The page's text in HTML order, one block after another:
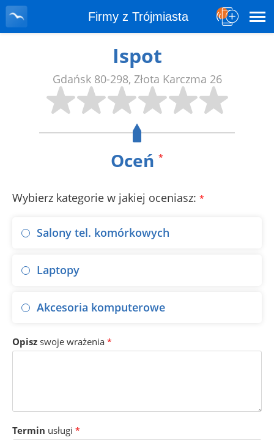
Firmy z Trójmiasta
Ispot
Gdańsk 80-298, Złota Karczma 26
Oceń *
Wybierz kategorie w jakiej oceniasz: *
Salony tel. komórkowych
Laptopy
Akcesoria komputerowe
Opisz swoje wrażenia *
Termin usługi *